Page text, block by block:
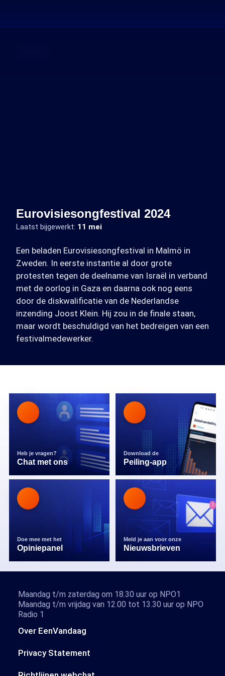
Eurovisiesongfestival 2024
Laatst bijgewerkt: 11 mei
Een beladen Eurovisiesongfestival in Malmö in
Zweden. In eerste instantie al door grote
protesten tegen de deelname van Israël in verband
met de oorlog in Gaza en daarna ook nog eens
door de diskwalificatie van de Nederlandse
inzending Joost Klein. Hij zou in de finale staan,
maar wordt beschuldigd van het bedreigen van een
festivalmedewerker.
Heb je vragen?
Chat met ons
Download de
Peiling-app
Doe mee met het
Opiniepanel
Meld je aan voor onze
Nieuwsbrieven
Over EenVandaag
Privacy Statement
Maandag t/m zaterdag om 18.30 uur op NPO1
Maandag t/m vrijdag van 12.00 tot 13.30 uur op NPO
Radio 1